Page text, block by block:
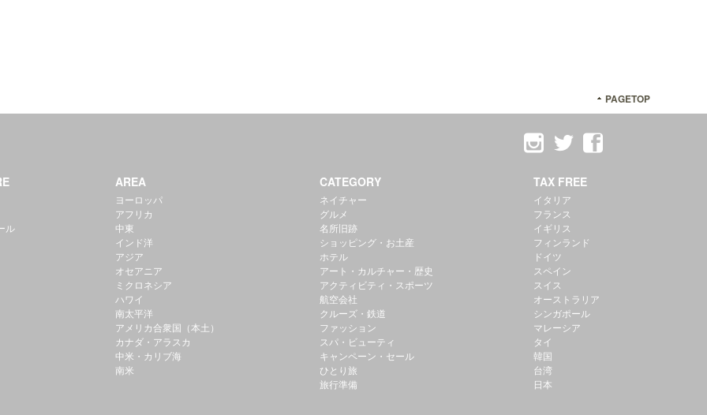
PAGETOP
ル
AREA
ヨーロッパ
アフリカ
中東
インド洋
アジア
オセアニア
ミクロネシア
ハワイ
南太平洋
アメリカ合衆国（本土）
カナダ・アラスカ
中米・カリブ海
南米
CATEGORY
ネイチャー
グルメ
名所旧跡
ショッピング・お土産
ホテル
アート・カルチャー・歴史
アクティビティ・スポーツ
航空会社
クルーズ・鉄道
ファッション
スパ・ビューティ
キャンペーン・セール
ひとり旅
旅行準備
TAX FREE
イタリア
フランス
イギリス
フィンランド
ドイツ
スペイン
スイス
オーストラリア
シンガポール
マレーシア
タイ
韓国
台湾
日本